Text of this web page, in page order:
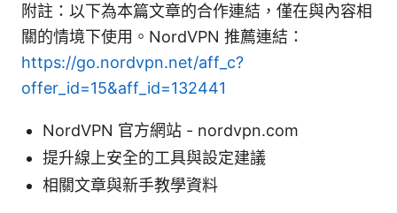
附註：以下為本篇文章的合作連結，僅在與內容相
關的情境下使用。NordVPN 推薦連結：
https://go.nordvpn.net/aff_c?
offer_id=15&aff_id=132441
NordVPN 官方網站 - nordvpn.com
提升線上安全的工具與設定建議
相關文章與新手教學資料